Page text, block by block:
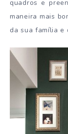
quadros e
maneira mais
da sua família e